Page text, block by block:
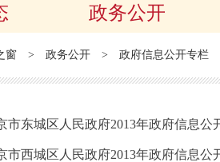
政务公开
窗 > 政务公开 > 政府信息公开专栏
市东城区人民政府2013年政府信息公
市西城区人民政府2013年政府信息公